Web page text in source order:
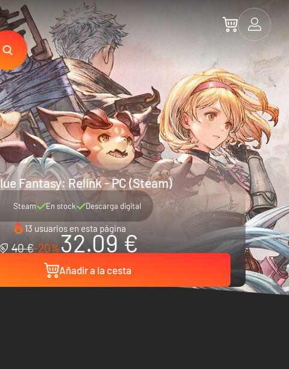
Fantasy: Relink - PC (Steam)
Steam En stock Descarga digital
13 usuarios en esta página
40 €-20%32.09 €
Añadir a la cesta